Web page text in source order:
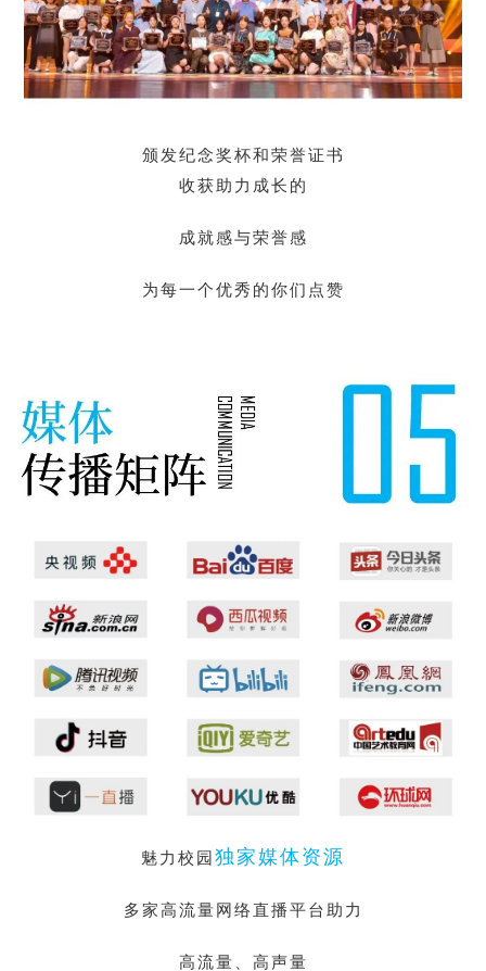
颁发纪念奖杯和荣誉证书
收获助力成长的
成就感与荣誉感
为每一个优秀的你们点赞
魅力校园独家媒体资源
多家高流量网络直播平台助力
高流量、高声量